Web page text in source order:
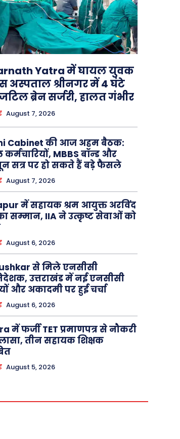
Yatra में घायल युवक
अस्पताल श्रीनगर में 4 घंटे
ब्रेन सर्जरी, हालत गंभीर
August 7, 2026
Cabinet की आज अहम बैठक:
MBBS बॉन्ड और
सत्र पर हो सकते हैं बड़े फैसले
August 7, 2026
में सहायक श्रम आयुक्त अरविंद
सम्मान, IIA ने उत्कृष्ट सेवाओं को
August 6, 2026
से मिले एनसीसी
उत्तराखंड में नई एनसीसी
और अकादमी पर हुई चर्चा
August 6, 2026
में फर्जी TET प्रमाणपत्र से नौकरी
तीन सहायक शिक्षक
August 5, 2026